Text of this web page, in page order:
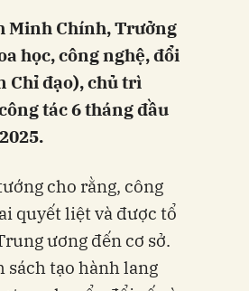
Minh Chính, Trưởng
học, công nghệ, đổi
Chỉ đạo), chủ trì
tác 6 tháng đầu
cho rằng, công
quyết liệt và được tổ
ương đến cơ sở.
sách tạo hành lang